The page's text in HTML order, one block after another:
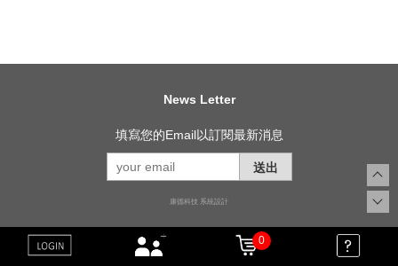
News Letter
填寫您的Email以訂閱最新消息
送出
康德科技 系統設計
0